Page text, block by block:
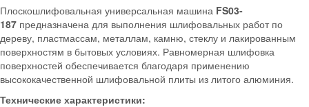
Плоскошлифовальная универсальная машина FS03-
187 предназначена для выполнения шлифовальных работ по
дереву, пластмассам, металлам, камню, стеклу и лакированным
поверхностям в бытовых условиях. Равномерная шлифовка
поверхностей обеспечивается благодаря применению
высококачественной шлифовальной плиты из литого алюминия.
Технические характеристики: